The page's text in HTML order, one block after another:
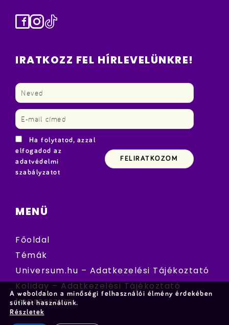
Facebook
Instagram
TikTok
IRATKOZZ FEL HÍRLEVELÜNKRE!
Ha folytatod, azzal
elfogadod az
adatvédelmi
szabályzatot
MENÜ
Főoldal
Témák
Universum.hu – Adatkezelési Tájékoztató
Koliday – Adatkezelési Tájékoztató
Impresszum
A weboldalon a minőségi felhasználói élmény érdekében
sütiket használunk.
Részletek